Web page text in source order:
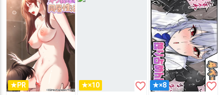
★PR ★×10 favorite_border ★×8 favorite_border